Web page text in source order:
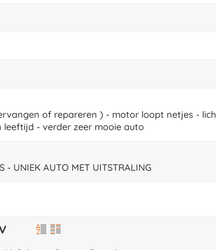
of repareren ) - motor loopt netjes -
leeftijd - verder zeer mooie auto
- UNIEK AUTO MET UITSTRALING